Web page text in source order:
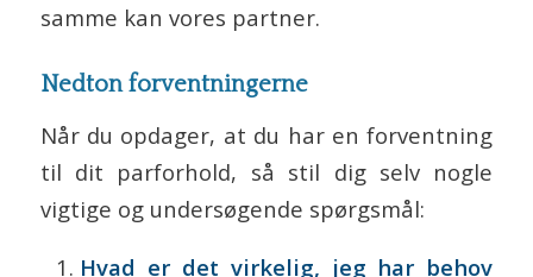
samme kan vores partner.
Nedton forventningerne
Når du opdager, at du har en forventning
til dit parforhold, så stil dig selv nogle
vigtige og undersøgende spørgsmål:
Hvad er det virkelig, jeg har behov